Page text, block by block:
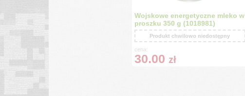
Wojskowe energetyczne mleko w
proszku 350 g (1018981)
Produkt chwilowo niedostępny
cena:
30.00 zł